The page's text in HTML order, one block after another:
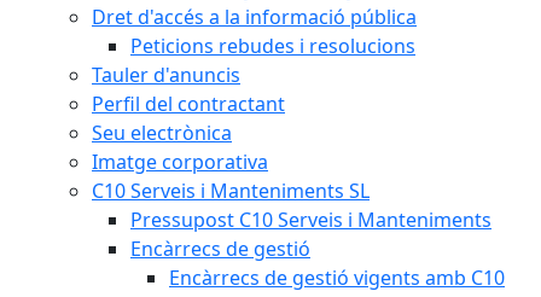
Dret d'accés a la informació pública
Peticions rebudes i resolucions
Tauler d'anuncis
Perfil del contractant
Seu electrònica
Imatge corporativa
C10 Serveis i Manteniments SL
Pressupost C10 Serveis i Manteniments
Encàrrecs de gestió
Encàrrecs de gestió vigents amb C10